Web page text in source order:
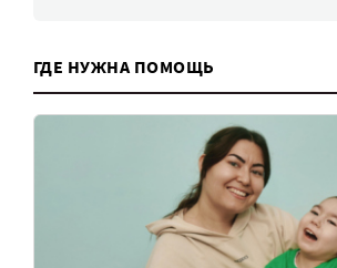
ГДЕ НУЖНА ПОМОЩЬ